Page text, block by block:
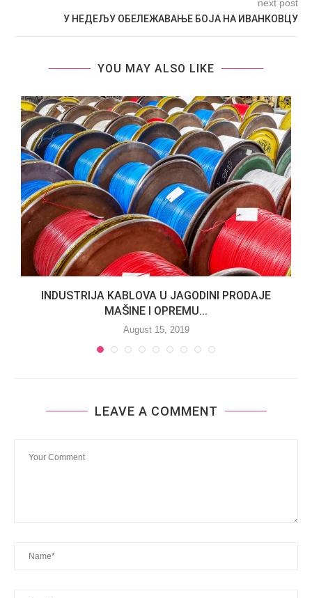
next post
У НЕДЕЉУ ОБЕЛЕЖАВАЊЕ БОЈА НА ИВАНКОВЦУ
YOU MAY ALSO LIKE
INDUSTRIJA KABLOVA U JAGODINI PRODAJE
MAŠINE I OPREMU...
August 15, 2019
LEAVE A COMMENT